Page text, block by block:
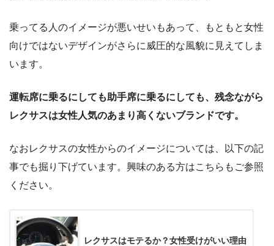
乗ってる人のイメージが悪いせいもあって、もともと女性
向けではないデザインがさらに威圧的な風貌に見えてしま
います。
運転席に乗るにしても助手席に乗るにしても、残念ながら
レクサスは女性人気のあまり高くないブランドです。
なおレクサスの女性からのイメージについては、以下の記
事でも掘り下げています。興味のある方はこちらもご参照
ください。
レクサスはモテるか？女性受けがいい理由